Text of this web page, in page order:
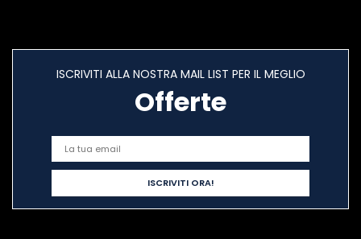
ISCRIVITI ALLA NOSTRA MAIL LIST PER IL MEGLIO
Offerte